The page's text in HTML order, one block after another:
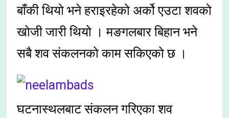
बाँकी थियो भने हराइरहेको अर्को एउटा शवको
खोजी जारी थियो । मङगलबार बिहान भने
सबै शव संकलनको काम सकिएको छ ।
घटनास्थलबाट संकलन गरिएका शव